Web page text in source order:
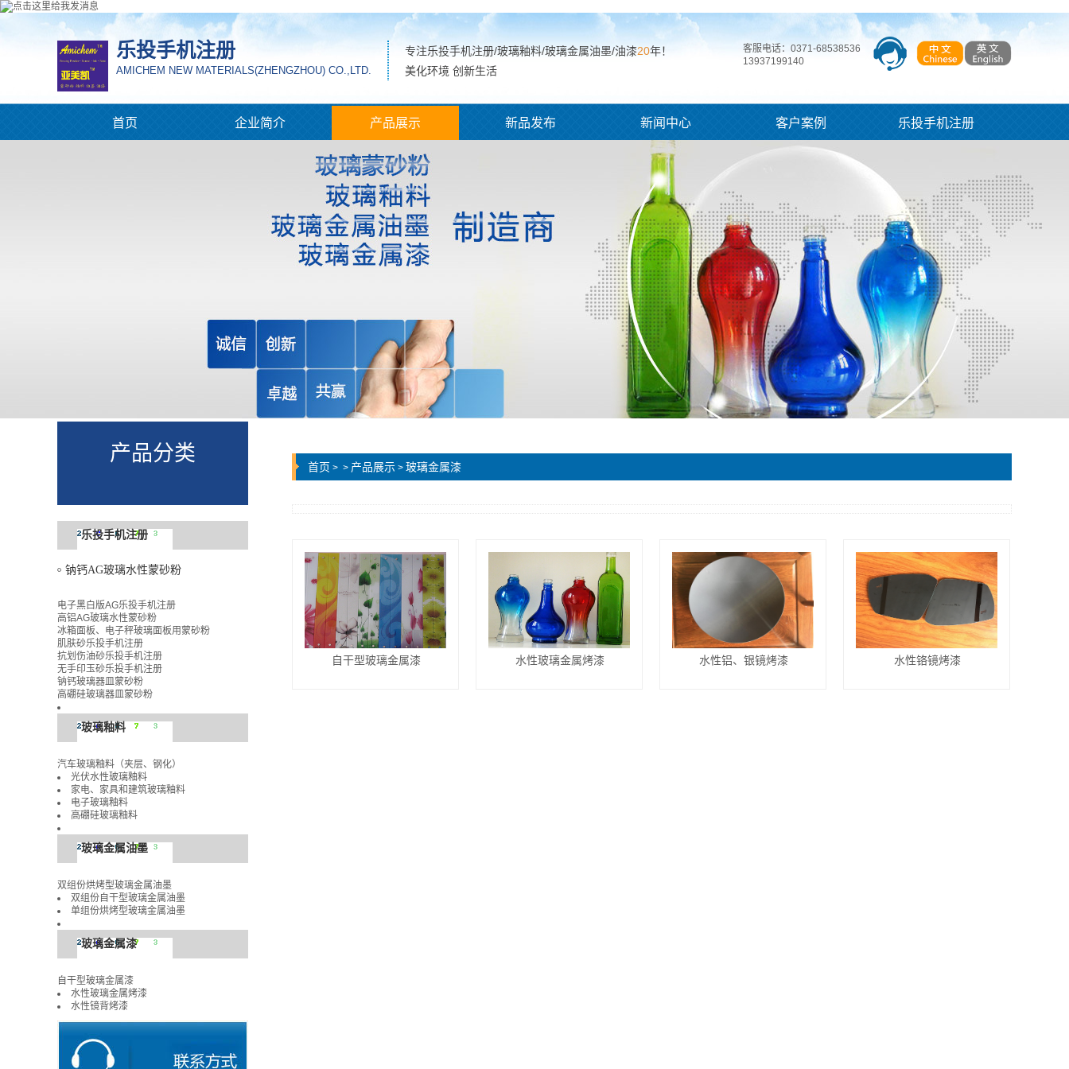
乐投手机注册
AMICHEM NEW MATERIALS(ZHENGZHOU) CO.,LTD.
专注乐投手机注册/玻璃釉料/玻璃金属油墨/油漆20年！
美化环境 创新生活
客服电话：0371-68538536
13937199140
首页 企业简介 产品展示 新品发布 新闻中心 客户案例 乐投手机注册
产品分类
乐投手机注册
钠钙AG玻璃水性蒙砂粉
电子黑白版AG乐投手机注册
高铝AG玻璃水性蒙砂粉
冰箱面板、电子秤玻璃面板用蒙砂粉
肌肤砂乐投手机注册
抗划伤油砂乐投手机注册
无手印玉砂乐投手机注册
钠钙玻璃器皿蒙砂粉
高硼硅玻璃器皿蒙砂粉
玻璃釉料
汽车玻璃釉料（夹层、钢化）
光伏水性玻璃釉料
家电、家具和建筑玻璃釉料
电子玻璃釉料
高硼硅玻璃釉料
玻璃金属油墨
双组份烘烤型玻璃金属油墨
双组份自干型玻璃金属油墨
单组份烘烤型玻璃金属油墨
玻璃金属漆
自干型玻璃金属漆
水性玻璃金属烤漆
水性镜背烤漆
首页 > > 产品展示 > 玻璃金属漆
自干型玻璃金属漆 水性玻璃金属烤漆 水性铝、银镜烤漆 水性铬镜烤漆